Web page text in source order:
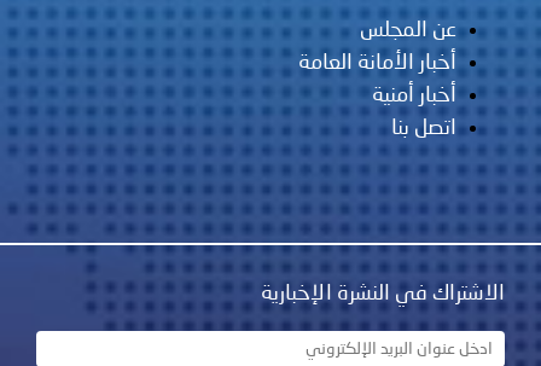
عن المجلس
أخبار الأمانة العامة
أخبار أمنية
اتصل بنا
الاشتراك في النشرة الإخبارية